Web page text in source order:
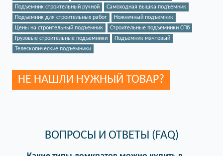
Подъемник строительный ручной
Самоходная вышка подъемник
Подъемник для строительных работ
Ножничный подъемник
Цены на строительный подъемник
Строительные подъемники СПб
Грузовые строительные подъемники
Подъемник мачтовый
Телескопические подъемники
НЕ НАШЛИ НУЖНЫЙ ТОВАР?
ВОПРОСЫ И ОТВЕТЫ (FAQ)